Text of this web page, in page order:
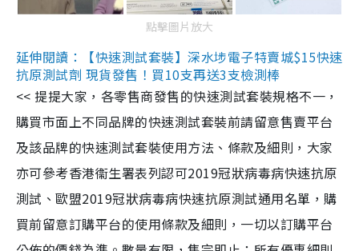
點擊圖片放大
延伸閱讀：【快速測試套裝】深水埗電子特賣城$15快速
抗原測試劑 現貨發售！買10支再送3支檢測棒
<< 提提大家，各零售商發售的快速測試套裝規格不一，
購買市面上不同品牌的快速測試套裝前請留意售賣平台
及該品牌的快速測試套裝使用方法、條款及細則，大家
亦可參考香港衞生署表列認可2019冠狀病毒病快速抗原
測試、歐盟2019冠狀病毒病快速抗原測試通用名單，購
買前留意訂購平台的使用條款及細則，一切以訂購平台